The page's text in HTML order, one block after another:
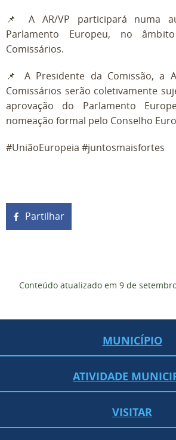
📌 A AR/VP participará numa
Parlamento Europeu, no
Comissários.
📌 A Presidente da Comissão, a
Comissários serão coletivamente
aprovação do Parlamento
nomeação formal pelo Conselho
#UniãoEuropeia #juntosmaisfortes
Partilhar
Conteúdo atualizado em 9 de
MUNICÍPIO
ATIVIDADE
VISITAR